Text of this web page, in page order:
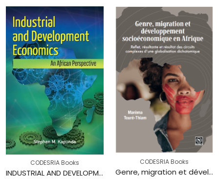
CODESRIA Books
INDUSTRIAL AND DEVELOPMENT ECONOMICS: An African Perspective
CODESRIA Books
Genre, migration et développement socioéconomique en Afrique : Reflet, résultante et résultat des circuits complexes d’une globalisation dichotomique